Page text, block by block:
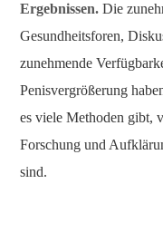
Ergebnissen. Die
Gesundheitsforen,
zunehmende
Penisvergrößerung
es viele Methoden gibt,
Forschung und
sind.